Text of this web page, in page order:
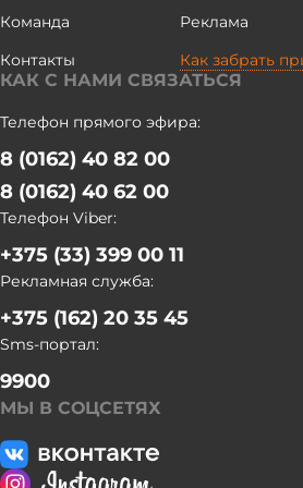
автопробега почтили память
мемориальному комплексу. БЕЛТА
Команда
Реклама
Контакты
Как забрать
КАК С НАМИ СВЯЗАТЬСЯ
Телефон прямого эфира:
8 (0162) 40 82 00
8 (0162) 40 62 00
Телефон Viber:
+375 (33) 399 00 11
Рекламная служба:
+375 (162) 20 35 45
Sms-портал:
9900
МЫ В СОЦСЕТЯХ